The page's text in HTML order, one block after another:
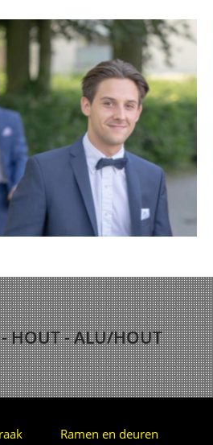
- HOUT - ALU/HOUT
Ramen en deuren